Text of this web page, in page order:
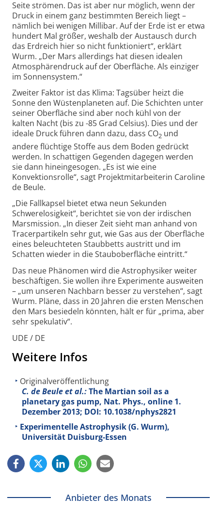
Seite strömen. Das ist aber nur möglich, wenn der
Druck in einem ganz bestimmten Bereich liegt –
nämlich bei wenigen Millibar. Auf der Erde ist er etwa
hundert Mal größer, weshalb der Austausch durch
das Erdreich hier so nicht funktioniert“, erklärt
Wurm. „Der Mars allerdings hat diesen idealen
Atmosphärendruck auf der Oberfläche. Als einziger
im Sonnensystem.“
Zweiter Faktor ist das Klima: Tagsüber heizt die
Sonne den Wüstenplaneten auf. Die Schichten unter
seiner Oberfläche sind aber noch kühl von der
kalten Nacht (bis zu -85 Grad Celsius). Dies und der
ideale Druck führen dann dazu, dass CO2 und
andere flüchtige Stoffe aus dem Boden gedrückt
werden. In schattigen Gegenden dagegen werden
sie dann hineingesogen. „Es ist wie eine
Konvektionsrolle“, sagt Projektmitarbeiterin Caroline
de Beule.
„Die Fallkapsel bietet etwa neun Sekunden
Schwerelosigkeit“, berichtet sie von der irdischen
Marsmission. „In dieser Zeit sieht man anhand von
Tracerpartikeln sehr gut, wie Gas aus der Oberfläche
eines beleuchteten Staubbetts austritt und im
Schatten wieder in die Stauboberfläche eintritt.“
Das neue Phänomen wird die Astrophysiker weiter
beschäftigen. Sie wollen ihre Experimente ausweiten
– „um unseren Nachbarn besser zu verstehen“, sagt
Wurm. Pläne, dass in 20 Jahren die ersten Menschen
den Mars besiedeln könnten, hält er für „prima, aber
sehr spekulativ“.
UDE / DE
Weitere Infos
Originalveröffentlichung
C. de Beule et al.:The Martian soil as a
planetary gas pump, Nat. Phys., online 1.
Dezember 2013; DOI: 10.1038/nphys2821
Experimentelle Astrophysik (G. Wurm),
Universität Duisburg-Essen
Anbieter des Monats